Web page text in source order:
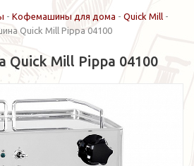
- Кофемашины для дома - Quick Mill -
Quick Mill Pippa 04100
Mill Pippa 04100